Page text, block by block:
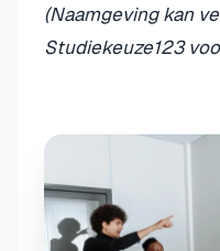
(Naamgeving kan
Studiekeuze123